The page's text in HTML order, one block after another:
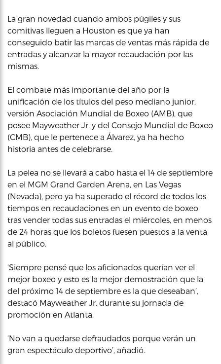
La gran novedad cuando ambos púgiles y sus
comitivas lleguen a Houston es que ya han
conseguido batir las marcas de ventas más rápida de
entradas y alcanzar la mayor recaudación por las
mismas.
El combate más importante del año por la
unificación de los títulos del peso mediano junior,
versión Asociación Mundial de Boxeo (AMB), que
posee Mayweather Jr. y del Consejo Mundial de Boxeo
(CMB), que le pertenece a Álvarez, ya ha hecho
historia antes de celebrarse.
La pelea no se llevará a cabo hasta el 14 de septiembre
en el MGM Grand Garden Arena, en Las Vegas
(Nevada), pero ya ha superado el récord de todos los
tiempos en recaudaciones en un evento de boxeo
tras vender todas sus entradas el miércoles, en menos
de 24 horas que los boletos fuesen puestos a la venta
al público.
‘Siempre pensé que los aficionados querían ver el
mejor boxeo y esto es la mejor demostración que la
del próximo 14 de septiembre es la que deseaban’,
destacó Mayweather Jr. durante su jornada de
promoción en Atlanta.
‘No van a quedarse defraudados porque verán un
gran espectáculo deportivo’, añadió.